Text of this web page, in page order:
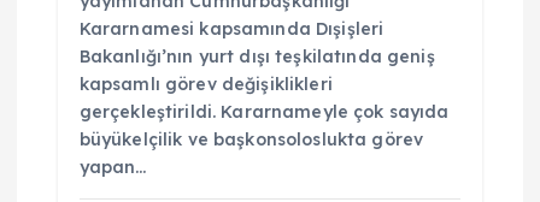
Kararnamesi kapsamında Dışişleri
Bakanlığı’nın yurt dışı teşkilatında geniş
kapsamlı görev değişiklikleri
gerçekleştirildi. Kararnameyle çok sayıda
büyükelçilik ve başkonsoloslukta görev
yapan…